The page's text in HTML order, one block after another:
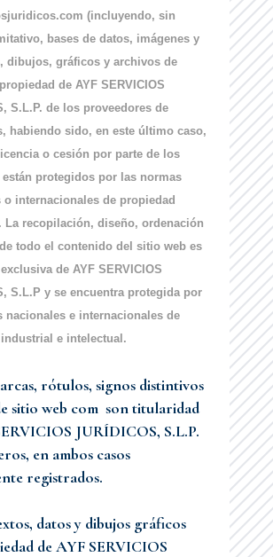
(incluyendo, sin
bases de datos, imágenes y
dibujos, gráficos y archivos de
de AYF SERVICIOS
S.L.P. de los proveedores de
habiendo sido, en este último caso,
o cesión por parte de los
protegidos por las normas
o internacionales de propiedad
La recopilación, diseño, ordenación
todo el contenido del sitio web es
de AYF SERVICIOS
S.L.P y se encuentra protegida por
nacionales e internacionales de
e intelectual.
rótulos, signos distintivos
sitio web com son titularidad
JURÍDICOS, S.L.P.
en ambos casos
registrados.
datos y dibujos gráficos
de AYF SERVICIOS